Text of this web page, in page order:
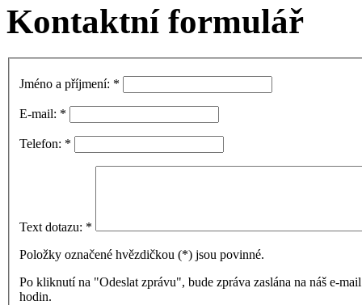
Kontaktní formulář
Jméno a příjmení: *
E-mail: *
Telefon: *
Text dotazu: *
Položky označené hvězdičkou (*) jsou povinné.
Po kliknutí na "Odeslat zprávu", bude zpráva zaslána na náš e-
hodin.